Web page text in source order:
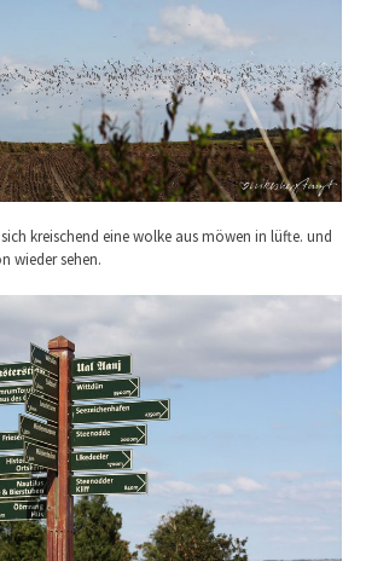
kreischend eine wolke aus möwen in lüfte. und
wieder sehen.